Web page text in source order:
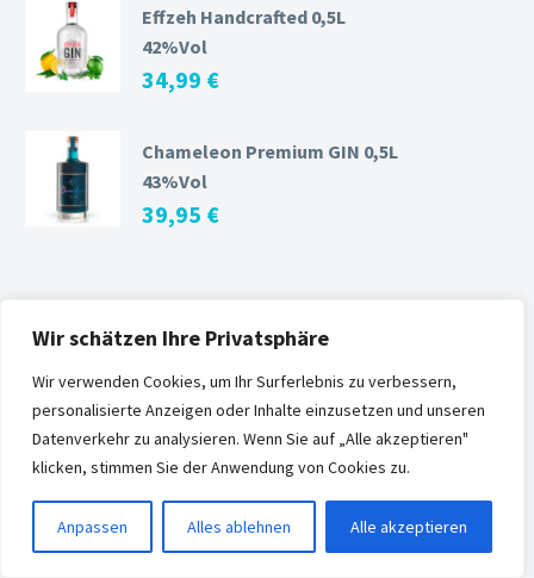
Wir schätzen Ihre Privatsphäre
Wir verwenden Cookies, um Ihr Surferlebnis zu verbessern,
personalisierte Anzeigen oder Inhalte einzusetzen und unseren
Datenverkehr zu analysieren. Wenn Sie auf „Alle akzeptieren"
klicken, stimmen Sie der Anwendung von Cookies zu.
Anpassen Alles ablehnen Alle akzeptieren
Effzeh Handcrafted 0,5L
42%Vol
34,99 €
Chameleon Premium GIN 0,5L
43%Vol
39,95 €
BESTE BEWERTUNG
Birkenhof Gentle 66 0,5L
45%Vol
33,45€
Madame Geneva Gin Blanc 0,7L